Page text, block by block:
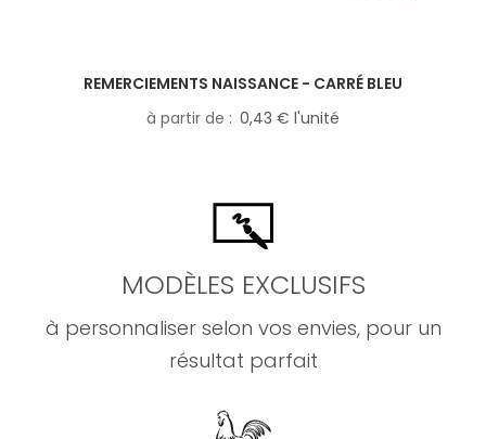
REMERCIEMENTS NAISSANCE - CARRÉ BLEU
à partir de
0,43 € l'unité
MODÈLES EXCLUSIFS
à personnaliser selon vos envies, pour un
résultat parfait